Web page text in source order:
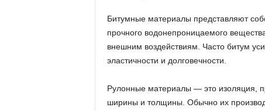
Битумные материалы представляют
прочного водонепроницаемого
внешним воздействиям. Часто битум
эластичности и долговечности.
Рулонные материалы — это изоляция,
ширины и толщины. Обычно их